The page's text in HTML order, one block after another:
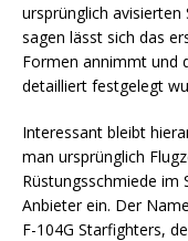
ursprünglich avisierten
sagen lässt sich das
Formen annimmt und
detailliert festgelegt
Interessant bleibt
man ursprünglich
Rüstungsschmiede
Anbieter ein. Der
F-104G Starfighters,